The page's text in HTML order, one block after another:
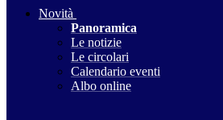
Novità
Panoramica
Le notizie
Le circolari
Calendario eventi
Albo online